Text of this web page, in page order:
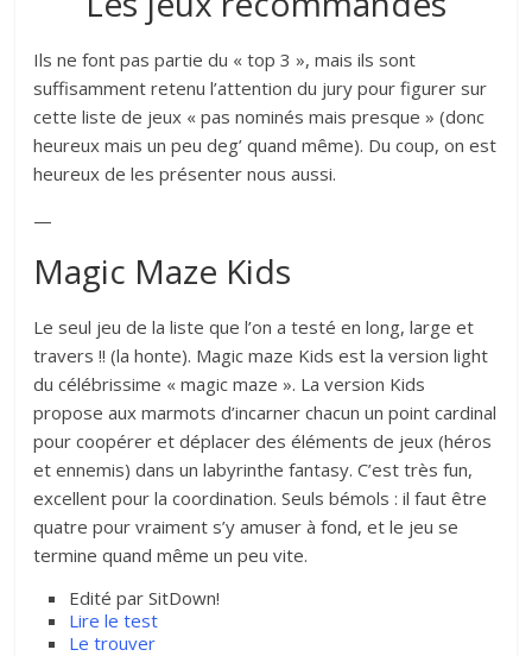
Ils ne font pas partie du « top 3 », mais ils sont
suffisamment retenu l’attention du jury pour figurer sur
cette liste de jeux « pas nominés mais presque » (donc
heureux mais un peu deg’ quand même). Du coup, on est
heureux de les présenter nous aussi.
—
Magic Maze Kids
Le seul jeu de la liste que l’on a testé en long, large et
travers !! (la honte). Magic maze Kids est la version light
du célébrissime « magic maze ». La version Kids
propose aux marmots d’incarner chacun un point cardinal
pour coopérer et déplacer des éléments de jeux (héros
et ennemis) dans un labyrinthe fantasy. C’est très fun,
excellent pour la coordination. Seuls bémols : il faut être
quatre pour vraiment s’y amuser à fond, et le jeu se
termine quand même un peu vite.
Edité par SitDown!
Lire le test
Le trouver